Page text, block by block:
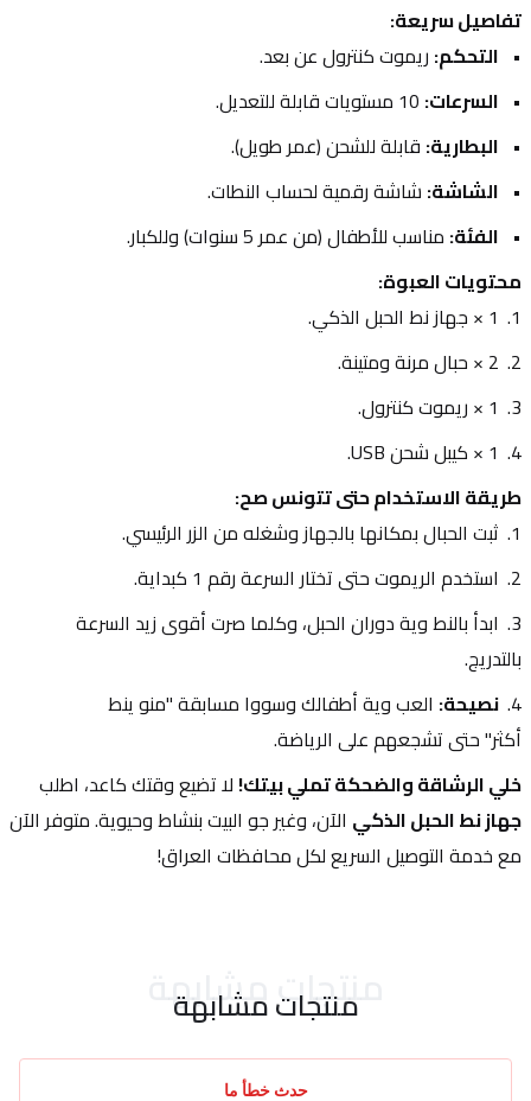
تفاصيل سريعة:
التحكم: ريموت كنترول عن بعد.
السرعات:
البطارية: قابلة للشحن (عمر طويل).
الشاشة: شاشة رقمية لحساب النطات.
الفئة: مناسب للأطفال (من عمر 5 سنوات) وللكبار.
محتويات العبوة:
1 × جهاز نط الحبل الذكي.
2 × حبال مرنة ومتينة.
1 × ريموت كنترول.
1 × كيبل شحن USB.
طريقة الاستخدام حتى تتونس صح:
ثبت الحبال بمكانها بالجهاز وشغله من الزر الرئيسي.
استخدم الريموت حتى تختار السرعة رقم 1 كبداية.
بالتدريج.
نصيحة:
أكثر" حتى تشجعهم على الرياضة.
خلي الرشاقة والضحكة تملي بيتك! لا تضيع وقتك كاعد، اطلب
جهاز نط الحبل الذكي
مع خدمة التوصيل السريع لكل محافظات العراق!
منتجات مشابهة
منتجات مشابهة
حدث خطأ ما